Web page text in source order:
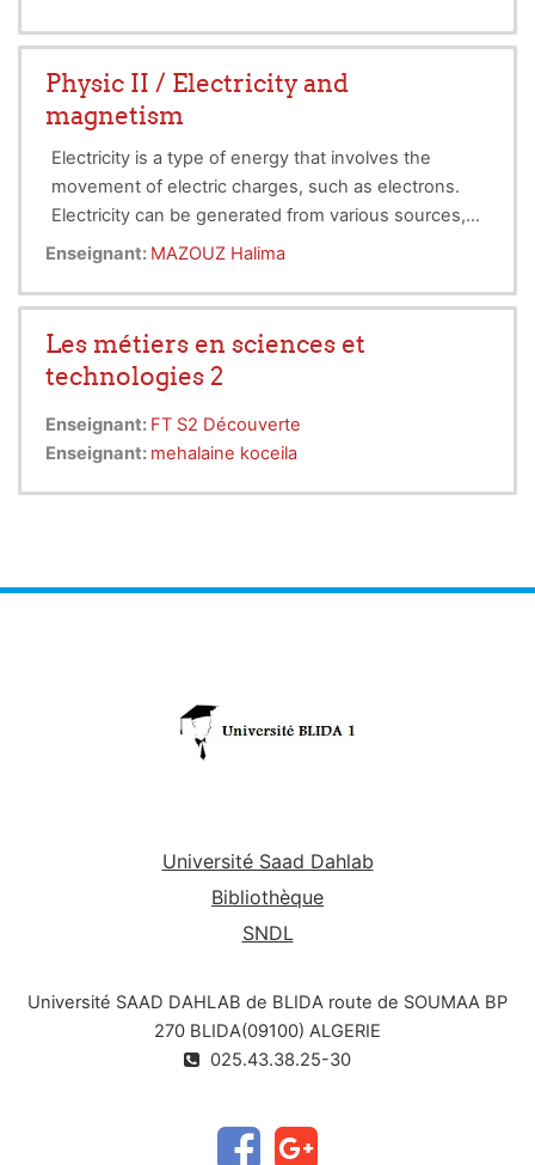
report/email/introduction/abstract/conclusion/
- how to read numbers, mathematical symbols and
- how to deal with clusters of mathematical equations,
- how to employ prepositions pf position and direction
- most of the existing technologies used to produce and
clean energy.
-Storage Systems,power, Electricity....etc
- equipment/devices/component/tools used in the filed of
- others
Physic II / Electricity and
magnetism
Electricity is a type of energy that involves the
movement of electric charges, such as electrons.
Electricity can be generated from various sources,
such as fossil fuels, nuclear power, renewable
Enseignant: MAZOUZ Halima
Les métiers en sciences et
technologies 2
Enseignant: FT S2 Découverte
Enseignant: mehalaine koceila
Université Saad Dahlab
Bibliothèque
SNDL
Université SAAD DAHLAB de BLIDA route de SOUMAA BP
270 BLIDA(09100) ALGERIE
025.43.38.25-30